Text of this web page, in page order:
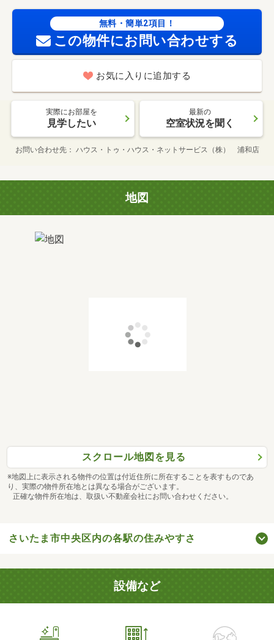
無料・簡単2項目！
この物件にお問い合わせする
お気に入りに追加する
実際にお部屋を
見学したい
最新の
空室状況を聞く
お問い合わせ先 ハウス・トゥ・ハウス・ネットサービス（株） 浦和店
地図
スクロール地図を見る
※地図上に表示される物件の位置は付近住所に所在することを表すものであ
り、実際の物件所在地とは異なる場合がございます。
正確な物件所在地は、取扱い不動産会社にお問い合わせください。
さいたま市中央区内の各駅の住みやすさ
設備など